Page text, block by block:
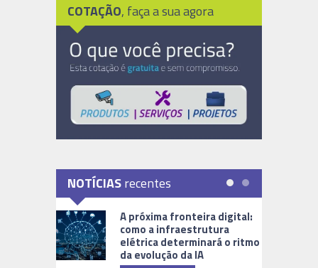
COTAÇÃO, faça a sua agora
NOTÍCIASrecentes
A próxima fronteira digital:
como a infraestrutura
elétrica determinará o ritmo
da evolução da IA